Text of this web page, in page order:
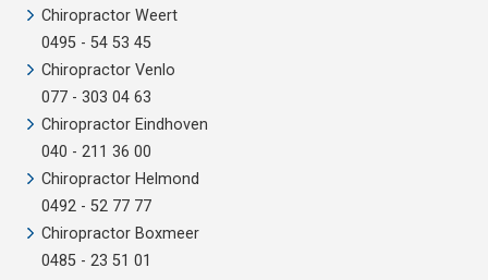
Chiropractor Weert
0495 - 54 53 45
Chiropractor Venlo
077 - 303 04 63
Chiropractor Eindhoven
040 - 211 36 00
Chiropractor Helmond
0492 - 52 77 77
Chiropractor Boxmeer
0485 - 23 51 01